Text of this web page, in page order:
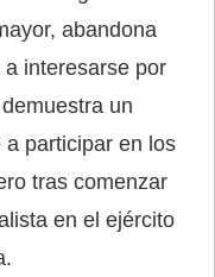
abandona
interesarse por
un
participar en los
tras comenzar
en el ejército